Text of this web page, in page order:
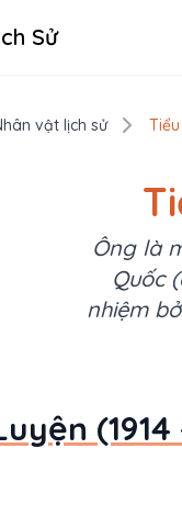
Sử
vật lịch sử
Ông là
Quốc
nhiệm
(1914